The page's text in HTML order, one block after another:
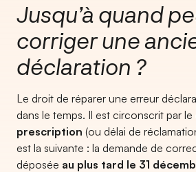
Jusqu’à quand
corriger une
déclaration ?
Le droit de réparer une erreur
dans le temps. Il est circonscrit par le
prescription (ou délai de
est la suivante : la demande de
déposée au plus tard le 31